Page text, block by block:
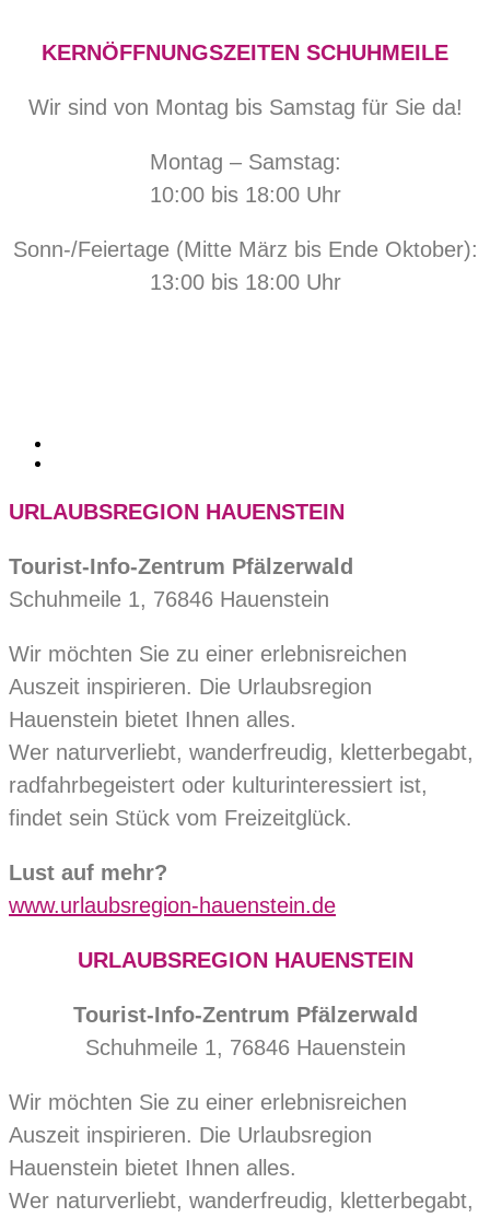
KERNÖFFNUNGSZEITEN SCHUHMEILE
Wir sind von Montag bis Samstag für Sie da!
Montag – Samstag:
10:00 bis 18:00 Uhr
Sonn-/Feiertage (Mitte März bis Ende Oktober):
13:00 bis 18:00 Uhr
URLAUBSREGION HAUENSTEIN
Tourist-Info-Zentrum Pfälzerwald
Schuhmeile 1, 76846 Hauenstein
Wir möchten Sie zu einer erlebnisreichen
Auszeit inspirieren. Die Urlaubsregion
Hauenstein bietet Ihnen alles.
Wer naturverliebt, wanderfreudig, kletterbegabt,
radfahrbegeistert oder kulturinteressiert ist,
findet sein Stück vom Freizeitglück.
Lust auf mehr?
www.urlaubsregion-hauenstein.de
URLAUBSREGION HAUENSTEIN
Tourist-Info-Zentrum Pfälzerwald
Schuhmeile 1, 76846 Hauenstein
Wir möchten Sie zu einer erlebnisreichen
Auszeit inspirieren. Die Urlaubsregion
Hauenstein bietet Ihnen alles.
Wer naturverliebt, wanderfreudig, kletterbegabt,